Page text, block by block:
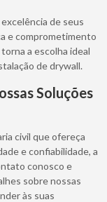
de seus
e comprometimento
a escolha ideal
de drywall.
Soluções
civil que ofereça
e confiabilidade, a
conosco e
sobre nossas
às suas